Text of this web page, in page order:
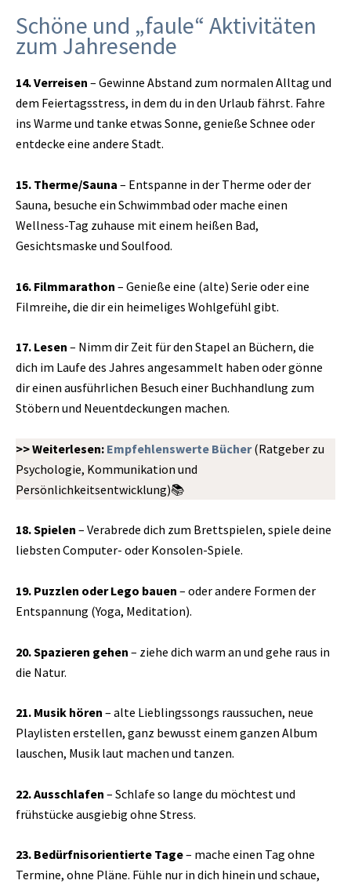
Schöne und „faule“ Aktivitäten
zum Jahresende
14. Verreisen – Gewinne Abstand zum normalen Alltag und
dem Feiertagsstress, in dem du in den Urlaub fährst. Fahre
ins Warme und tanke etwas Sonne, genieße Schnee oder
entdecke eine andere Stadt.
15. Therme/Sauna – Entspanne in der Therme oder der
Sauna, besuche ein Schwimmbad oder mache einen
Wellness-Tag zuhause mit einem heißen Bad,
Gesichtsmaske und Soulfood.
16. Filmmarathon – Genieße eine (alte) Serie oder eine
Filmreihe, die dir ein heimeliges Wohlgefühl gibt.
17. Lesen – Nimm dir Zeit für den Stapel an Büchern, die
dich im Laufe des Jahres angesammelt haben oder gönne
dir einen ausführlichen Besuch einer Buchhandlung zum
Stöbern und Neuentdeckungen machen.
>> Weiterlesen: Empfehlenswerte Bücher(Ratgeber zu
Psychologie, Kommunikation und
Persönlichkeitsentwicklung)📚
18. Spielen – Verabrede dich zum Brettspielen, spiele deine
liebsten Computer- oder Konsolen-Spiele.
19. Puzzlen oder Lego bauen – oder andere Formen der
Entspannung (Yoga, Meditation).
20. Spazieren gehen – ziehe dich warm an und gehe raus in
die Natur.
21. Musik hören – alte Lieblingssongs raussuchen, neue
Playlisten erstellen, ganz bewusst einem ganzen Album
lauschen, Musik laut machen und tanzen.
22. Ausschlafen – Schlafe so lange du möchtest und
frühstücke ausgiebig ohne Stress.
23. Bedürfnisorientierte Tage– mache einen Tag ohne
Termine, ohne Pläne. Fühle nur in dich hinein und schaue,